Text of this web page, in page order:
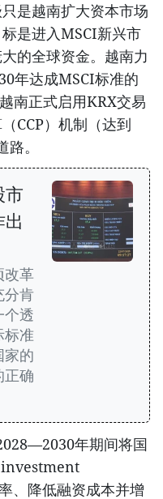
是越南扩大资本市场
是进入MSCI新兴市
的全球资金。越南力
年达成MSCI标准的
南正式启用KRX交易
CCP）机制（达到
。
市
改革
分肯
个透
标准
家的
正确
年期间将国
investment
、降低融资成本并增